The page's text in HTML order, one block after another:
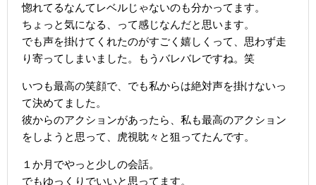
惚れてるなんてレベルじゃないのも分かってます。
ちょっと気になる、って感じなんだと思います。
でも声を掛けてくれたのがすごく嬉しくって、思わず走
り寄ってしまいました。もうバレバレですね。笑
いつも最高の笑顔で、でも私からは絶対声を掛けないっ
て決めてました。
彼からのアクションがあったら、私も最高のアクション
をしようと思って、虎視眈々と狙ってたんです。
１か月でやっと少しの会話。
でもゆっくりでいいと思ってます。